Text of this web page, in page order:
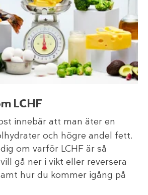
LCHF
innebär att man äter en
och högre andel fett.
om varför LCHF är så
gå ner i vikt eller reversera
hur du kommer igång på